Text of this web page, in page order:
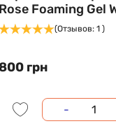
Rose Foaming Gel
(Отзывов: 1 )
грн
-